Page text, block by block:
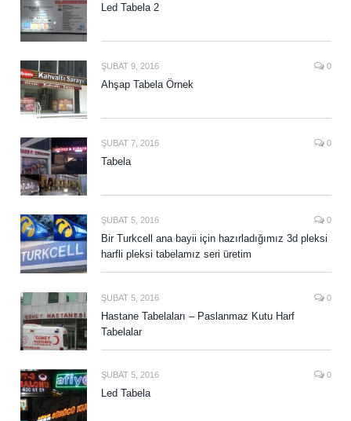
Led Tabela 2
ŞUBAT 9, 2016 0
Ahşap Tabela Örnek
ŞUBAT 7, 2016 0
Tabela
ŞUBAT 5, 2016 0
Bir Turkcell ana bayii için hazırladığımız 3d pleksi
harfli pleksi tabelamız seri üretim
ŞUBAT 5, 2016 0
Hastane Tabelaları – Paslanmaz Kutu Harf
Tabelalar
ŞUBAT 5, 2016 0
Led Tabela